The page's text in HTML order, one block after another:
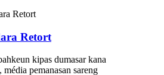
Retort
kipas dumasar kana
média pemanasan sareng